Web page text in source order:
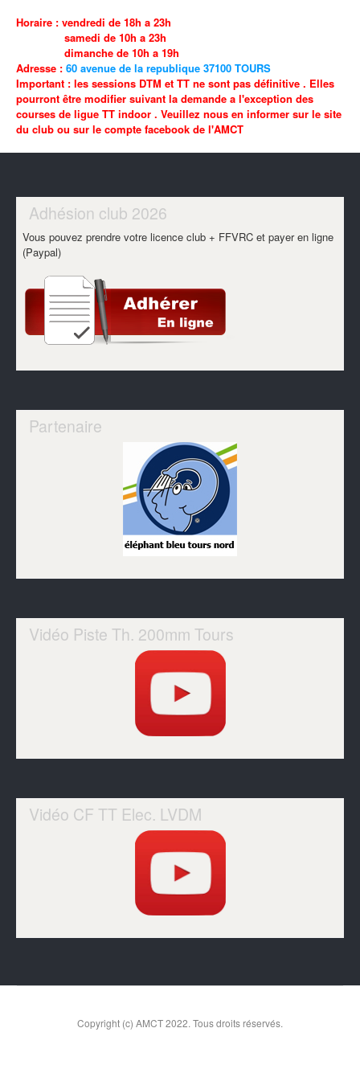
Horaire : vendredi de 18h a 23h
samedi de 10h a 23h
dimanche de 10h a 19h
Adresse : 60 avenue de la republique 37100 TOURS
Important : les sessions DTM et TT ne sont pas définitive . Elles
pourront être modifier suivant la demande a l'exception des
courses de ligue TT indoor . Veuillez nous en informer sur le site
du club ou sur le compte facebook de l'AMCT
Adhésion club 2026
Vous pouvez prendre votre licence club + FFVRC et payer en ligne
(Paypal)
Partenaire
Vidéo Piste Th. 200mm Tours
Vidéo CF TT Elec. LVDM
Copyright (c) AMCT 2022. Tous droits réservés.